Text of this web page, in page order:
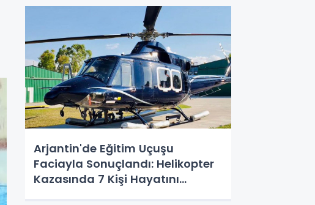
Arjantin'de Eğitim Uçuşu
Faciayla Sonuçlandı: Helikopter
Kazasında 7 Kişi Hayatını